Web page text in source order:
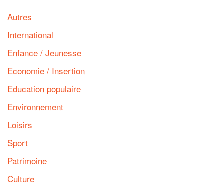
Autres
International
Enfance / Jeunesse
Economie / Insertion
Education populaire
Environnement
Loisirs
Sport
Patrimoine
Culture